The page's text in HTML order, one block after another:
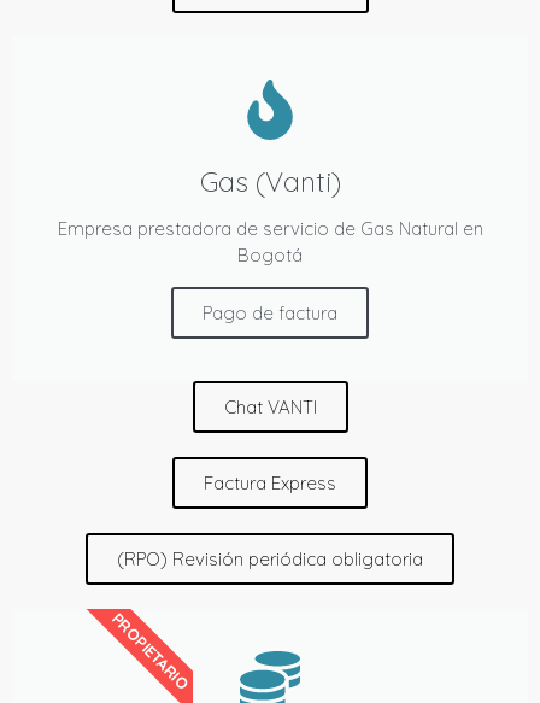
Gas (Vanti)
Empresa prestadora de servicio de Gas Natural en
Bogotá
Pago de factura
Chat VANTI
Factura Express
(RPO) Revisión periódica obligatoria
PROPIETARIO